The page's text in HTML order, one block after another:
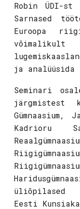
Robin ÜDI-st
Sarnased
Euroopa
ja analüüsida
Seminari
järgmistest
Gümnaasium,
Kadrioru
Eesti